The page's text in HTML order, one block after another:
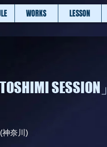
WORKS LESSON
SESSION」
神奈川)